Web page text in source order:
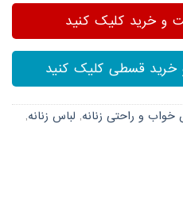
خرید کلیک کنید
قسطی کلیک کنید
خواب و راحتی زنانه, لباس زنانه,